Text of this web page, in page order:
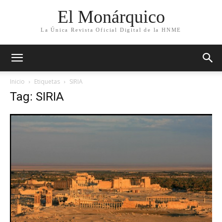
El Monárquico
La Única Revista Oficial Digital de la HNME
Inicio Etiquetas SIRIA
Tag: SIRIA